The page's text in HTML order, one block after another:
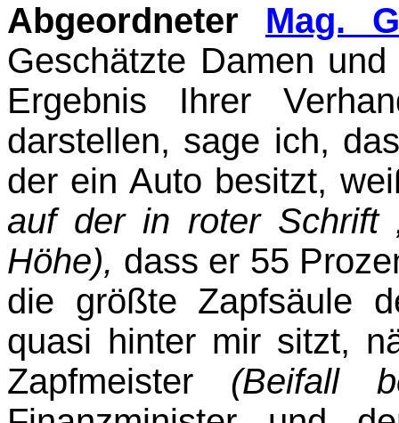
Abgeordneter Mag.
Geschätzte Damen
Ergebnis Ihrer
darstellen, sage ich,
der ein Auto besitzt,
auf der in roter Schrift
Höhe), dass er 55
die größte Zapfsäule
quasi hinter mir sitzt,
Zapfmeister (Beifall